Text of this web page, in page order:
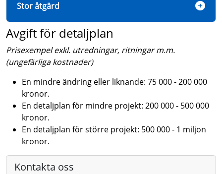
Stor åtgärd
Avgift för detaljplan
Prisexempel exkl. utredningar, ritningar m.m.
(ungefärliga kostnader)
En mindre ändring eller liknande: 75 000 - 200 000
kronor.
En detaljplan för mindre projekt: 200 000 - 500 000
kronor.
En detaljplan för större projekt: 500 000 - 1 miljon
kronor.
Kontakta oss